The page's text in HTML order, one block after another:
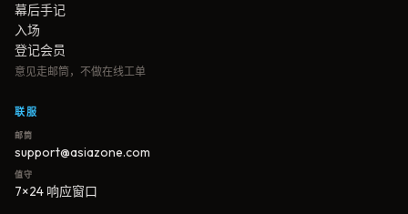
幕后手记
入场
登记会员
意见走邮筒，不做在线工单
联服
邮筒
support@asiazone.com
值守
7×24 响应窗口